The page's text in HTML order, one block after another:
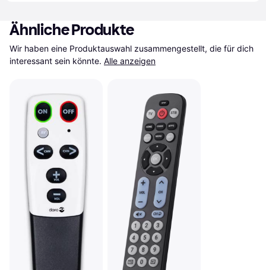
Ähnliche Produkte
Wir haben eine Produktauswahl zusammengestellt, die für dich
interessant sein könnte. Alle anzeigen